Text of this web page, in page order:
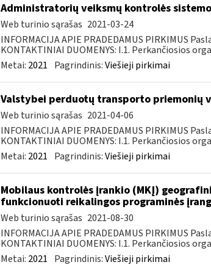
Administratorių veiksmų kontrolės
Web turinio sąrašas 2021-03-24
INFORMACIJA APIE PRADEDAMUS PIRKIMUS
KONTAKTINIAI DUOMENYS: I.1. Perkančiosios
Metai: 2021 Pagrindinis:Viešieji pirkimai
Valstybei perduotų transporto priemonių
Web turinio sąrašas 2021-04-06
INFORMACIJA APIE PRADEDAMUS PIRKIMUS
KONTAKTINIAI DUOMENYS: I.1. Perkančiosios
Metai: 2021 Pagrindinis:Viešieji pirkimai
Mobilaus kontrolės įrankio (MKĮ)
funkcionuoti reikalingos programinės
Web turinio sąrašas 2021-08-30
INFORMACIJA APIE PRADEDAMUS PIRKIMUS
KONTAKTINIAI DUOMENYS: I.1. Perkančiosios
Metai: 2021 Pagrindinis:Viešieji pirkimai